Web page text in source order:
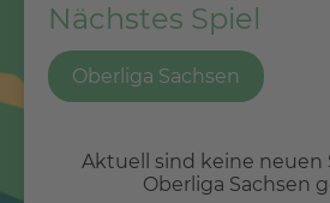
Nächstes Spiel
Oberliga Sachsen
Aktuell sind keine neuen
Oberliga Sachsen